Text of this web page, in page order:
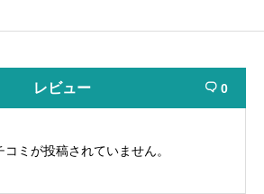
レビュー  0
コミが投稿されていません。